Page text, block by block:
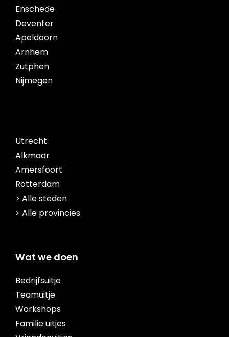
Enschede
Deventer
Apeldoorn
Arnhem
Zutphen
Nijmegen
Utrecht
Alkmaar
Amersfoort
Rotterdam
> Alle steden
> Alle provincies
Wat we doen
Bedrijfsuitje
Teamuitje
Workshops
Familie uitjes